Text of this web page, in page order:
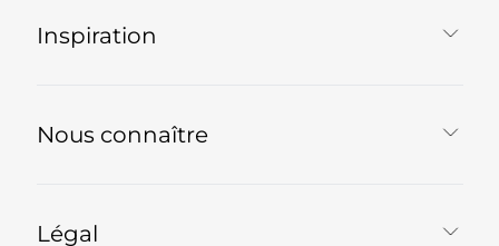
Inspiration
Nous connaître
Légal